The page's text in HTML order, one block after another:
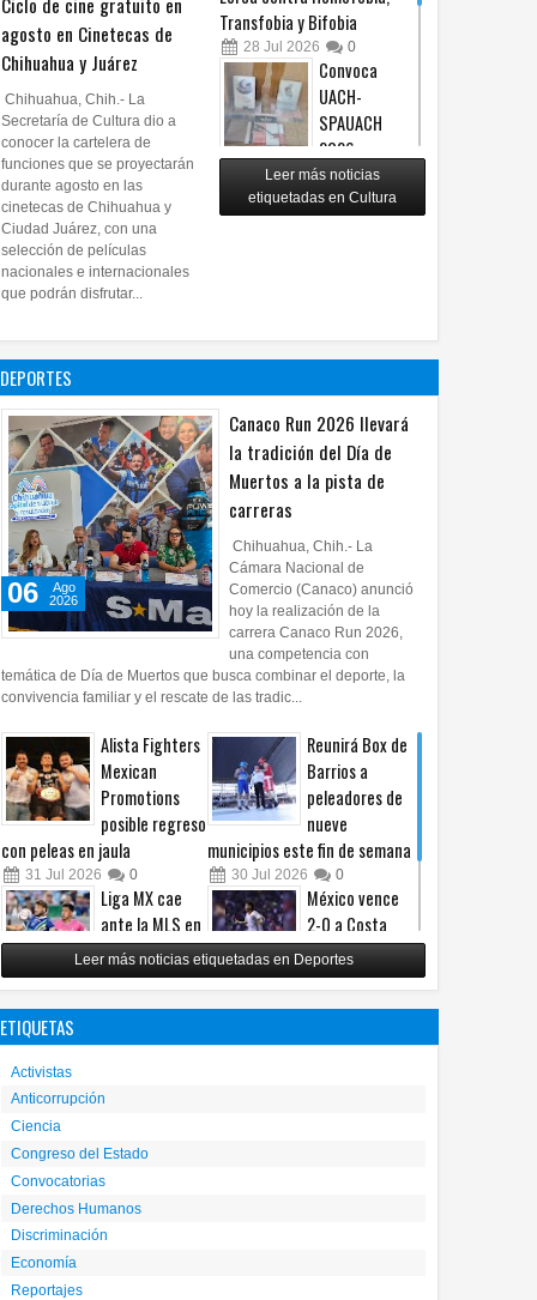
agosto en Cinetecas de
Chihuahua y Juárez
Chihuahua, Chih.- La
Secretaría de Cultura dio a
conocer la cartelera de
funciones que se proyectarán
durante agosto en las
cinetecas de Chihuahua y
Ciudad Juárez, con una
selección de películas
nacionales e internacionales
que podrán disfrutar...
Transfobia y Bifobia
28 Jul 2026 0
Convoca
UACH-
SPAUACH
2026 a
publicar textos académicos
28 Jul 2026 0
Copian
Leer más noticias
etiquetadas en Cultura
DEPORTES
Canaco Run 2026 llevará
la tradición del Día de
Muertos a la pista de
carreras
06
Ago
2026
Chihuahua, Chih.- La
Cámara Nacional de
Comercio (Canaco) anunció
hoy la realización de la
carrera Canaco Run 2026,
una competencia con
temática de Día de Muertos que busca combinar el deporte, la
convivencia familiar y el rescate de las tradic...
Alista Fighters
Mexican
Promotions
posible regreso
con peleas en jaula
31 Jul 2026 0
Reunirá Box de
Barrios a
peleadores de
nueve
municipios este fin de semana
30 Jul 2026 0
Liga MX cae
ante la MLS en
un intenso
Juego de
Estrellas
29 Jul 2026
México vence
2-0 a Costa
Rica y avanza a
cuartos del
Premundial Sub-20
Leer más noticias etiquetadas en Deportes
ETIQUETAS
Activistas
Anticorrupción
Ciencia
Congreso del Estado
Convocatorias
Derechos Humanos
Discriminación
Economía
Reportajes